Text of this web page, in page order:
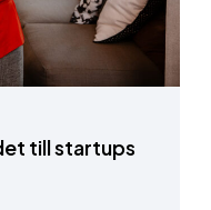
till startups